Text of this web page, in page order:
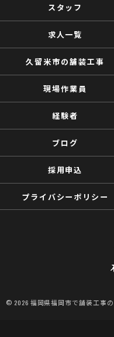
スタッフ
求人一覧
久留米市の舗装工事
現場作業員
経験者
ブログ
採用申込
プライバシーポリシー
© 2026 福岡県福岡市で舗装工事の